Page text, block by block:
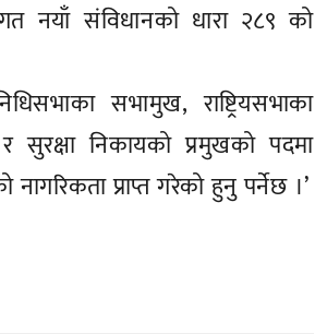
नयाँ संविधानको धारा २८९ को
सभामुख, राष्ट्रियसभाका
सुरक्षा निकायको प्रमुखको पदमा
प्राप्त गरेको हुनु पर्नेछ ।’